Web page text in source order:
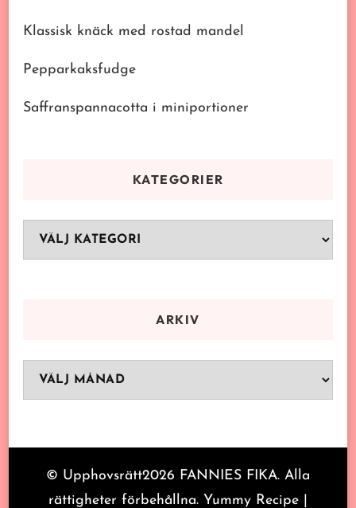
Klassisk knäck med rostad mandel
Pepparkaksfudge
Saffranspannacotta i miniportioner
KATEGORIER
Kategorier
ARKIV
Arkiv
© Upphovsrätt2026 FANNIES FIKA. Alla
rättigheter förbehållna. Yummy Recipe |